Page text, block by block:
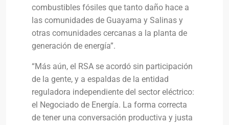
combustibles fósiles que tanto daño hace a
las comunidades de Guayama y Salinas y
otras comunidades cercanas a la planta de
generación de energía”.
“Más aún, el RSA se acordó sin participación
de la gente, y a espaldas de la entidad
reguladora independiente del sector eléctrico:
el Negociado de Energía. La forma correcta
de tener una conversación productiva y justa